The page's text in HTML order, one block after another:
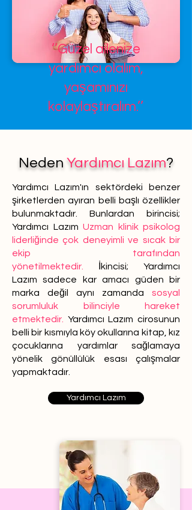
’’Güzel ailenize
yardımcı olalım,
yaşamınızı
kolaylaştıralım.’’
Neden Yardımcı Lazım?
Yardımcı Lazım'ın sektördeki benzer
şirketlerden ayıran belli başlı özellikler
bulunmaktadır. Bunlardan birincisi;
Yardımcı Lazım Uzman klinik psikolog
liderliğinde çok deneyimli ve sıcak bir
ekip tarafından
yönetilmektedir.
İkincisi; Yardımcı
Lazım sadece kar amacı güden bir
marka değil aynı zamanda sosyal
sorumluluk bilinciyle hareket
etmektedir.
Yardımcı Lazım cirosunun
belli bir kısmıyla köy okullarına kitap, kız
çocuklarına yardımlar sağlamaya
yönelik gönüllülük esası çalışmalar
yapmaktadır.
Yardımcı Lazım